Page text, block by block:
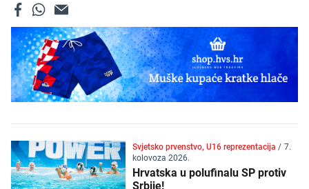
Svjetsko prvenstvo, U16 reprezentacija / 7.
kolovoza 2026.
Hrvatska u polufinalu SP protiv
Srbije!